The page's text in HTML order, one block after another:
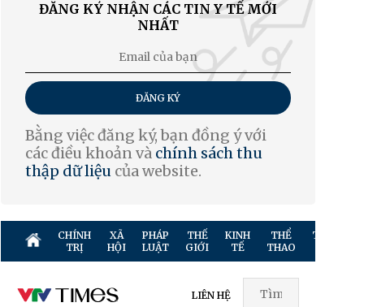
ĐĂNG KÝ NHẬN CÁC TIN Y TẾ MỚI
NHẤT
ĐĂNG KÝ
Bằng việc đăng ký, bạn đồng ý với
các điều khoản và chính sách thu
thập dữ liệu của website.
CHÍNH
TRỊ
XÃ
HỘI
PHÁP
LUẬT
THẾ
GIỚI
KINH
TẾ
THỂ
THAO
TRUYỀN
LIÊN HỆ